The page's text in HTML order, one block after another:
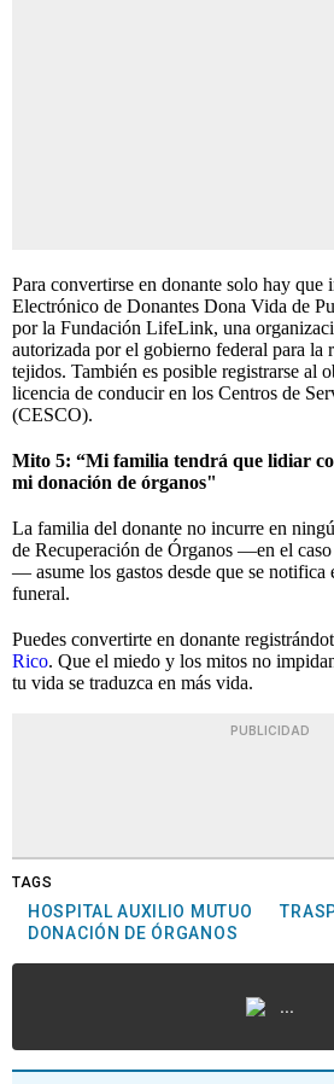
Para convertirse en donante solo hay que
Electrónico de Donantes Dona Vida de
por la Fundación LifeLink, una
autorizada por el gobierno federal para la
tejidos. También es posible registrarse al
licencia de conducir en los Centros de
(CESCO).
Mito 5: “Mi familia tendrá que lidiar
mi donación de órganos"
La familia del donante no incurre en
de Recuperación de Órganos —en el
— asume los gastos desde que se notifica
funeral.
Puedes convertirte en donante
Rico. Que el miedo y los mitos no
tu vida se traduzca en más vida.
PUBLICIDAD
TAGS
HOSPITAL AUXILIO MUTUO
DONACIÓN DE ÓRGANOS
...